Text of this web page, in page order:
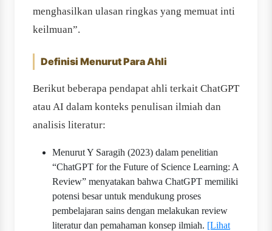
menghasilkan ulasan ringkas yang memuat inti
keilmuan”.
Definisi Menurut Para Ahli
Berikut beberapa pendapat ahli terkait ChatGPT
atau AI dalam konteks penulisan ilmiah dan
analisis literatur:
Menurut Y Saragih (2023) dalam penelitian
“ChatGPT for the Future of Science Learning: A
Review” menyatakan bahwa ChatGPT memiliki
potensi besar untuk mendukung proses
pembelajaran sains dengan melakukan review
literatur dan pemahaman konsep ilmiah. [Lihat